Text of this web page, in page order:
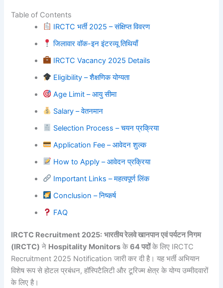
Table of Contents
IRCTC भर्ती 2025 – संक्षिप्त विवरण
जिलावार वॉक-इन इंटरव्यू तिथियाँ
IRCTC Vacancy 2025 Details
Eligibility – शैक्षणिक योग्यता
Age Limit – आयु सीमा
Salary – वेतनमान
Selection Process – चयन प्रक्रिया
Application Fee – आवेदन शुल्क
How to Apply – आवेदन प्रक्रिया
Important Links – महत्वपूर्ण लिंक
Conclusion – निष्कर्ष
FAQ
IRCTC Recruitment 2025: भारतीय रेलवे खानपान एवं पर्यटन निगम
(IRCTC) ने Hospitality Monitors के64 पदोंके लिए IRCTC
Recruitment 2025 Notification जारी कर दी है। यह भर्ती अभियान
विशेष रूप से होटल प्रबंधन, हॉस्पिटैलिटी और टूरिज्म क्षेत्र के योग्य उम्मीदवारों
के लिए है।